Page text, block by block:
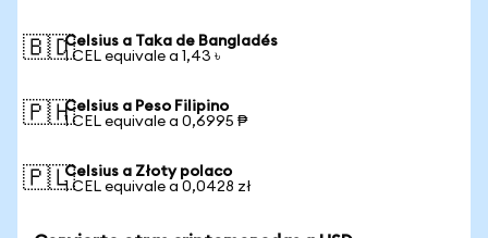
🇧🇩Celsius a Taka de Bangladés
1 CEL equivale a 1,43 ৳
🇵🇭Celsius a Peso Filipino
1 CEL equivale a 0,6995 ₱
🇵🇱Celsius a Złoty polaco
1 CEL equivale a 0,0428 zł